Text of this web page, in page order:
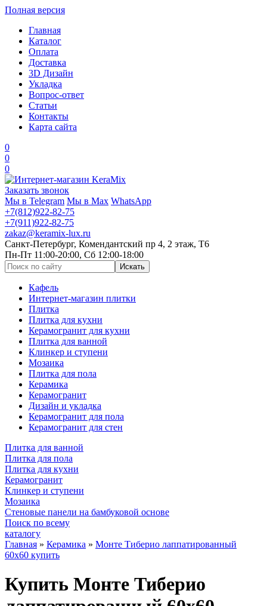
Полная версия
Главная
Каталог
Оплата
Доставка
3D Дизайн
Укладка
Вопрос-ответ
Статьи
Контакты
Карта сайта
0
0
0
Заказать звонок
Мы в Telegram Мы в Max WhatsApp
+7(812)922-82-75
+7(911)922-82-75
zakaz@keramix-lux.ru
Санкт-Петербург, Комендантский пр 4, 2 этаж, Т6
Пн-Пт 11:00-20:00, Сб 12:00-18:00
Кафель
Интернет-магазин плитки
Плитка
Плитка для кухни
Керамогранит для кухни
Плитка для ванной
Клинкер и ступени
Мозаика
Плитка для пола
Керамика
Керамогранит
Дизайн и укладка
Керамогранит для пола
Керамогранит для стен
Плитка для ванной
Плитка для пола
Плитка для кухни
Керамогранит
Клинкер и ступени
Мозаика
Стеновые панели на бамбуковой основе
Поиск по всему
каталогу
Главная » Керамика » Монте Тиберио лаппатированный
60х60 купить
Купить Монте Тиберио